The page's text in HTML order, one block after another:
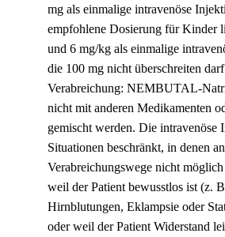
mg als einmalige intravenöse
empfohlene Dosierung für Kinder
und 6 mg/kg als einmalige
die 100 mg nicht überschreiten
Verabreichung: NEMBUTAL-
nicht mit anderen Medikamenten
gemischt werden. Die intravenöse
Situationen beschränkt, in denen
Verabreichungswege nicht
weil der Patient bewusstlos ist (z.
Hirnblutungen, Eklampsie oder
oder weil der Patient Widerstand